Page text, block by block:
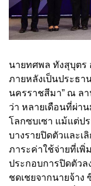
นายทศพล ทังสุบุตร
ภายหลังเป็นประธา
นครราชสีมา” ณ ล
ว่า หลายเดือนที่ผ่า
โลกซบเซา แม้แต่ป
บางรายปิดตัวและเ
ภาระค่าใช้จ่ายที่เพิ่
ประกอบการปิดตัวล
ชดเชยจากนายจ้าง